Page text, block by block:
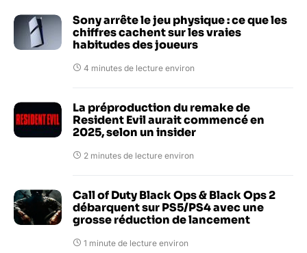
Sony arrête le jeu physique : ce que les
chiffres cachent sur les vraies
habitudes des joueurs
4 minutes de lecture environ
La préproduction du remake de
Resident Evil aurait commencé en
2025, selon un insider
2 minutes de lecture environ
Call of Duty Black Ops & Black Ops 2
débarquent sur PS5/PS4 avec une
grosse réduction de lancement
1 minute de lecture environ